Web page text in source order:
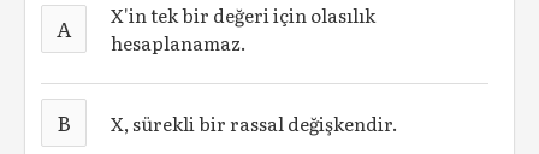
A
X'in tek bir değeri için olasılık
hesaplanamaz.
B X, sürekli bir rassal değişkendir.